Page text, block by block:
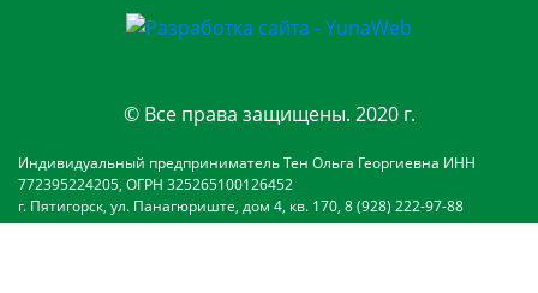
© Все права защищены. 2020 г.
Индивидуальный предприниматель Тен Ольга Георгиевна ИНН
772395224205, ОГРН 325265100126452
г. Пятигорск, ул. Панагюриште, дом 4, кв. 170, 8 (928) 222-97-88